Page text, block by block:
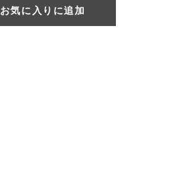
お気に入りに追加